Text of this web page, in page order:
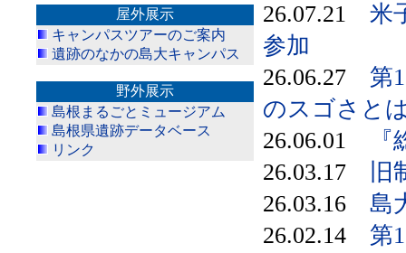
屋外展示
キャンパスツアーのご案内
遺跡のなかの島大キャンパス
野外展示
島根まるごとミュージアム
島根県遺跡データベース
リンク
26.07.21 米
参加
26.06.27 第
のスゴさと
26.06.01
26.03.17
26.03.16 島
26.02.14 第